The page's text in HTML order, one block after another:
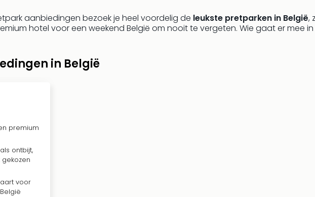
aanbiedingen bezoek je heel voordelig de leukste pretparken in België,
hotel voor een weekend België om nooit te vergeten. Wie gaat er mee
in België
premium
ontbijt,
voor